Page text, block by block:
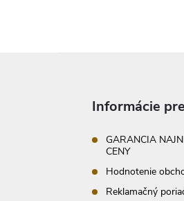
Informácie
GARANCIA
CENY
Hodnotenie
Reklamačný